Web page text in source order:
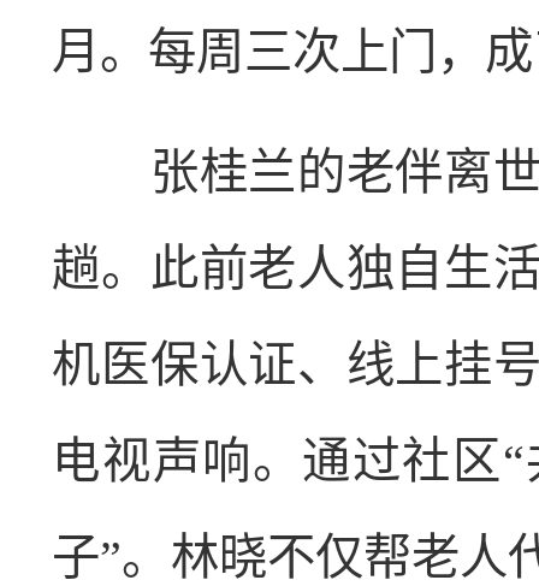
月。每周三次上门，
张桂兰的老伴离世
趟。此前老人独自生
机医保认证、线上挂
电视声响。通过社区
子”。林晓不仅帮老人